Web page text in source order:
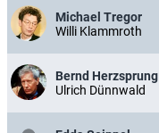
Michael Tregor
Willi Klammroth
Bernd Herzsprung
Ulrich Dünnwald